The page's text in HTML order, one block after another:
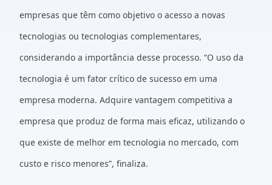
empresas que têm como objetivo o acesso a novas
tecnologias ou tecnologias complementares,
considerando a importância desse processo. “O uso da
tecnologia é um fator crítico de sucesso em uma
empresa moderna. Adquire vantagem competitiva a
empresa que produz de forma mais eficaz, utilizando o
que existe de melhor em tecnologia no mercado, com
custo e risco menores”, finaliza.